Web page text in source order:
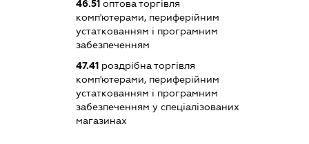
46.51 оптова торгівля
комп'ютерами, периферійним
устаткованням і програмним
забезпеченням
47.41 роздрібна торгівля
комп'ютерами, периферійним
устаткованням і програмним
забезпеченням у спеціалізованих
магазинах